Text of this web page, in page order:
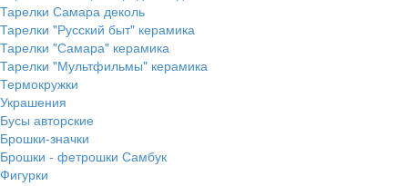
Тарелки Самара деколь
Тарелки "Русский быт" керамика
Тарелки "Самара" керамика
Тарелки "Мультфильмы" керамика
Термокружки
Украшения
Бусы авторские
Брошки-значки
Брошки - фетрошки Самбук
Фигурки